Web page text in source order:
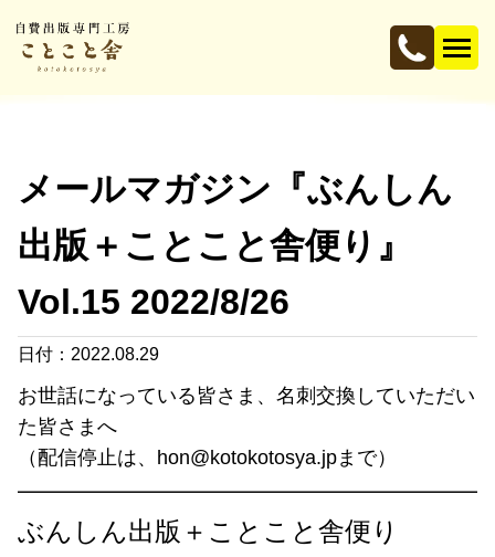
メールマガジン『ぶんしん
出版＋ことこと舎便り』
Vol.15 2022/8/26
日付：2022.08.29
お世話になっている皆さま、名刺交換していただい
た皆さまへ
（配信停止は、hon@kotokotosya.jpまで）
ぶんしん出版＋ことこと舎便り